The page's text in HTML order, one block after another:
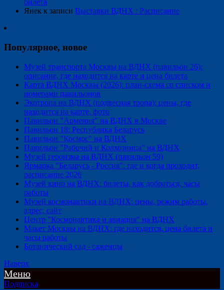
билета
Янек к записи Выставки ВДНХ : Расписание
Популярное, новое
Музей транспорта Москвы на ВДНХ (павильон 26):
описание, где находится на карте и цена билета
Карта ВДНХ Москвы (2026): план-схема со списком и
номерами павильонов
Экотропа на ВДНХ (подвесная тропа): цены, где
находится на карте, фото
Павильон "Армения" на ВДНХ в Москве
Павильон 18: Республика Беларусь
Павильон "Космос" на ВДНХ
Павильон "Рабочий и Колхозница" на ВДНХ
Музей героизма на ВДНХ (павильон 59)
Ярмарка "Беларусь - Россия": где и когда проходит,
расписание 2026
Музей кино на ВДНХ: билеты, как добраться, часы
работы
Музей космонавтики на ВДНХ: цены, режим работы,
адрес, сайт
Центр "Космонавтика и авиация" на ВДНХ
Макет Москвы на ВДНХ: где находится, цена билета и
часы работы
Ботанический сад - саженцы
Наверх
Меню
Подписка